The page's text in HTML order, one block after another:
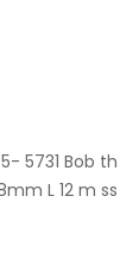
5731 Bob th
L 12 m ss